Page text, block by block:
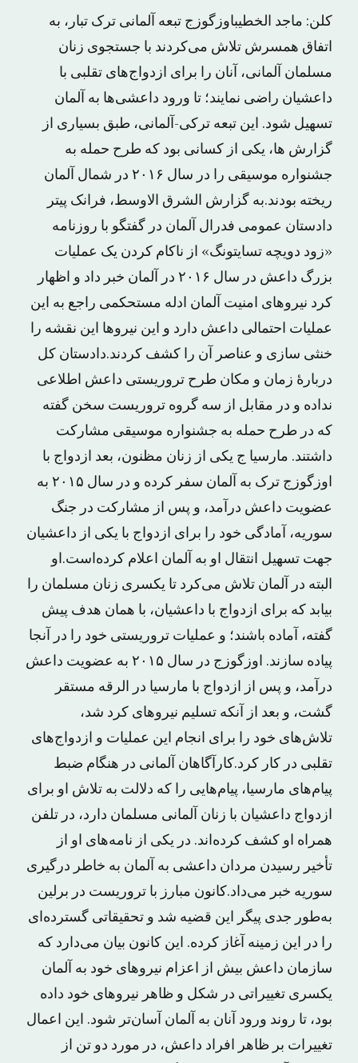
کلن: ماجد الخطیباوزگوزج تبعه آلمانی ترک تبار، به
اتفاق همسرش تلاش می‌کردند با جستجوی زنان
مسلمان آلمانی، آنان را برای ازدواج‌های تقلبی با
داعشیان راضی نمایند؛ تا ورود داعشی‌ها به آلمان
تسهیل شود. این تبعه ترکی-آلمانی، طبق بسیاری از
گزارش ها، یکی از کسانی بود که طرح حمله به
جشنواره موسیقی را در سال ۲۰۱۶ در شمال آلمان
ریخته بودند.به گزارش الشرق الاوسط، فرانک پیتر
دادستان عمومی فدرال آلمان در گفتگو با روزنامه
«زود دویچه تسایتونگ» از ناکام کردن یک عملیات
بزرگ داعش در سال ۲۰۱۶ در آلمان خبر داد و اظهار
کرد نیروهای امنیت آلمان ادله مستحکمی راجع به این
عملیات احتمالی داعش دارد و این نیروها این نقشه را
خنثی سازی و عناصر آن را کشف کردند.دادستان کل
دربارهٔ زمان و مکان طرح تروریستی داعش اطلاعی
نداده و در مقابل از سه گروه تروریست سخن گفته
که در طرح حمله به جشنواره موسیقی مشارکت
داشتند. مارسیا ج یکی از زنان مظنون، بعد ازدواج با
اوزگوزج ترک به آلمان سفر کرده و در سال ۲۰۱۵ به
عضویت داعش درآمد، و پس از مشارکت در جنگ
سوریه، آمادگی خود را برای ازدواج با یکی از داعشیان
جهت تسهیل انتقال او به آلمان اعلام کرده‌است.او
البته در آلمان تلاش می‌کرد تا یکسری زنان مسلمان را
بیابد که برای ازدواج با داعشیان، با همان هدف پیش
گفته، آماده باشند؛ و عملیات تروریستی خود را در آنجا
پیاده سازند. اوزگوزج در سال ۲۰۱۵ به عضویت داعش
درآمد، و پس از ازدواج با مارسیا در الرقه مستقر
گشت، و بعد از آنکه تسلیم نیروهای کرد شد،
تلاش‌های خود را برای انجام این عملیات و ازدواج‌های
تقلبی در کار کرد.کارآگاهان آلمانی در هنگام ضبط
پیام‌های مارسیا، پیام‌هایی را که دلالت به تلاش او برای
ازدواج داعشیان با زنان آلمانی مسلمان دارد، در تلفن
همراه او کشف کرده‌اند. در یکی از نامه‌های او از
تأخیر رسیدن مردان داعشی به آلمان به خاطر درگیری
سوریه خبر می‌داد.کانون مبارز با تروریست در برلین
به‌طور جدی پیگر این قضیه شد و تحقیقاتی گسترده‌ای
را در این زمینه آغاز کرده. این کانون بیان می‌دارد که
سازمان داعش بیش از اعزام نیروهای خود به آلمان
یکسری تغییراتی در شکل و ظاهر نیروهای خود داده
بود، تا روند ورود آنان به آلمان آسان‌تر شود. این اعمال
تغییرات بر ظاهر افراد داعش، در مورد دو تن از